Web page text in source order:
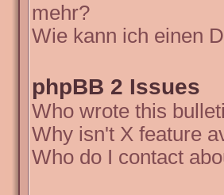
mehr?
Wie kann ich einen
phpBB 2 Issues
Who wrote this
Why isn't X feature
Who do I contact